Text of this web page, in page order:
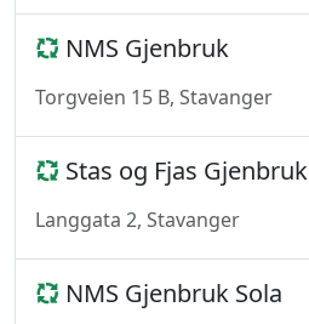
NMS Gjenbruk
Torgveien 15 B, Stavanger
Stas og Fjas Gjenbruk
Langgata 2, Stavanger
NMS Gjenbruk Sola